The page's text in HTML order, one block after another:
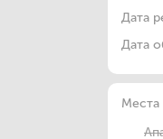
Дата
Дата
Места